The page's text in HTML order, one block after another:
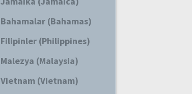
Bahamalar (Bahamas)
Filipinler (Philippines)
Malezya (Malaysia)
Vietnam (Vietnam)